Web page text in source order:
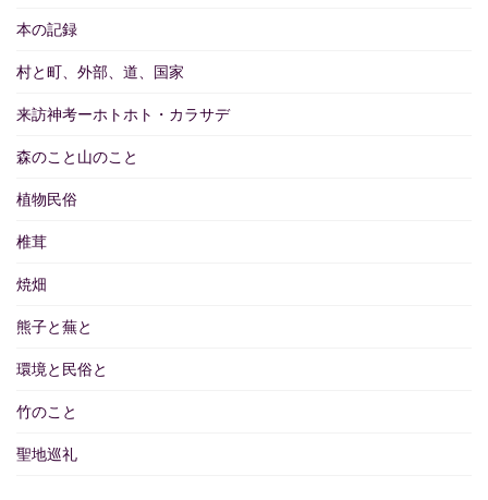
本の記録
村と町、外部、道、国家
来訪神考ーホトホト・カラサデ
森のこと山のこと
植物民俗
椎茸
焼畑
熊子と蕪と
環境と民俗と
竹のこと
聖地巡礼